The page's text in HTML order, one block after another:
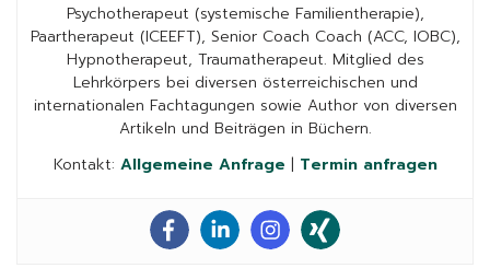
Psychotherapeut (systemische Familientherapie),
Paartherapeut (ICEEFT), Senior Coach Coach (ACC, IOBC),
Hypnotherapeut, Traumatherapeut. Mitglied des
Lehrkörpers bei diversen österreichischen und
internationalen Fachtagungen sowie Author von diversen
Artikeln und Beiträgen in Büchern.
Kontakt: Allgemeine Anfrage | Termin anfragen